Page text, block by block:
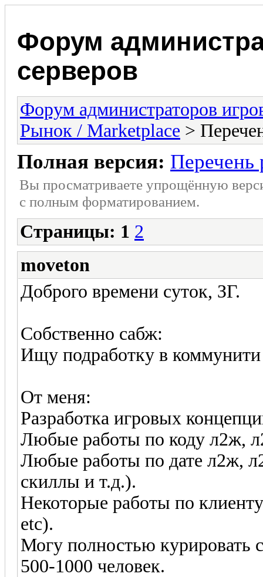
Форум
серверов
Форум администраторов
Рынок / Marketplace >
Полная версия: Перечень
Вы просматриваете упрощённую
с полным форматированием.
Страницы: 1 2
moveton
Доброго времени суток, ЗГ.
Собственно сабж:
Ищу подработку в
От меня:
Разработка игровых
Любые работы по коду л2ж,
Любые работы по дате л2ж,
скиллы и т.д.).
Некоторые работы по
etc).
Могу полностью курировать
500-1000 человек.